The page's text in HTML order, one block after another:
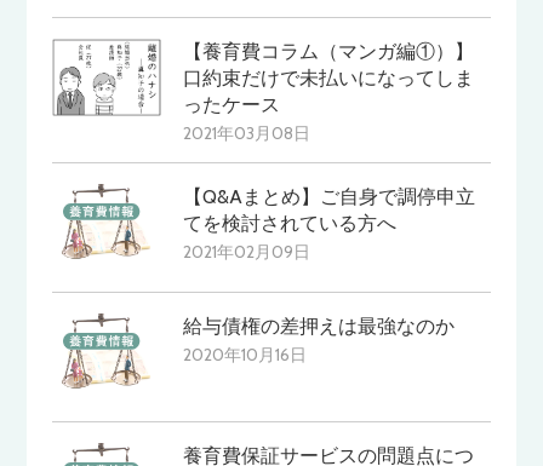
【養育費コラム（マンガ編①）】
口約束だけで未払いになってしま
ったケース
2021年03月08日
【Q&Aまとめ】ご自身で調停申立
てを検討されている方へ
2021年02月09日
給与債権の差押えは最強なのか
2020年10月16日
養育費保証サービスの問題点につ